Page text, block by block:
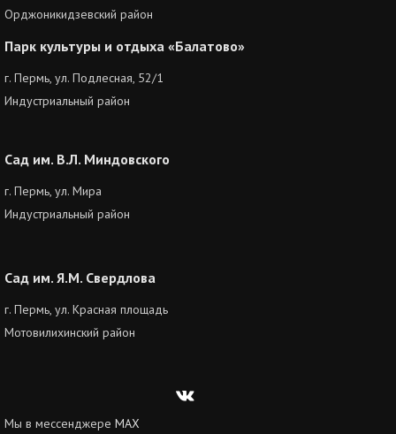
Орджоникидзевский район
Парк культуры и отдыха «Балатово»
г. Пермь, ул. Подлесная, 52/1
Индустриальный район
Сад им. В.Л. Миндовского
г. Пермь, ул. Мира
Индустриальный район
Сад им. Я.М. Свердлова
г. Пермь, ул. Красная площадь
Мотовилихинский район
Вконтакте
Мы в мессенджере MAX